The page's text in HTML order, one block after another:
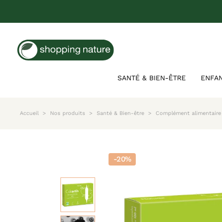
SANTÉ & BIEN-ÊTRE
Accueil Nos produits Santé & Bien-être Complément
-20%